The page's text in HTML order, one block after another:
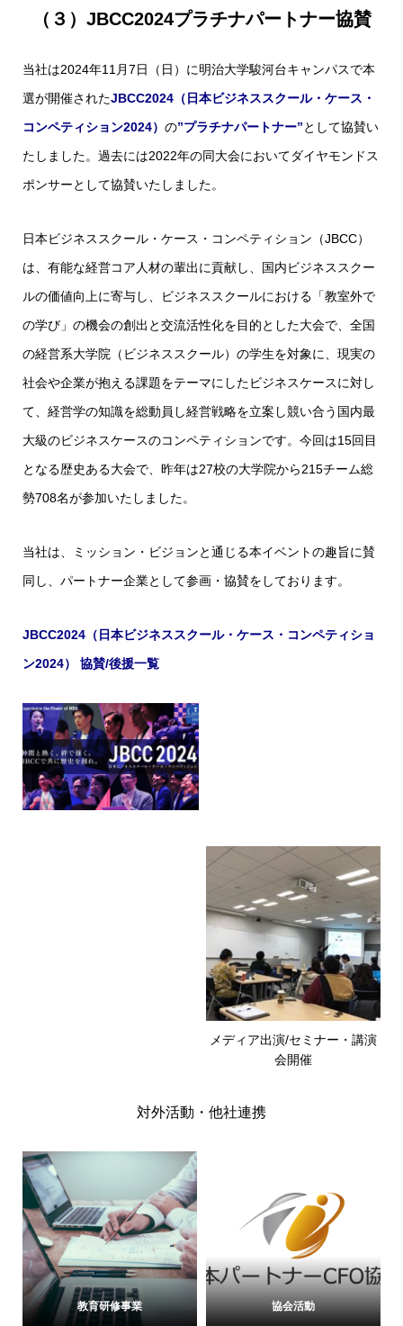
（３）JBCC2024プラチナパートナー協賛
当社は2024年11月7日（日）に明治大学駿河台キャンパスで本
選が開催されたJBCC2024（日本ビジネススクール・ケース・
コンペティション2024） の”プラチナパートナー”として協賛い
たしました。過去には2022年の同大会においてダイヤモンドス
ポンサーとして協賛いたしました。
日本ビジネススクール・ケース・コンペティション（JBCC）
は、有能な経営コア人材の輩出に貢献し、国内ビジネススクー
ルの価値向上に寄与し、ビジネススクールにおける「教室外で
の学び」の機会の創出と交流活性化を目的とした大会で、全国
の経営系大学院（ビジネススクール）の学生を対象に、現実の
社会や企業が抱える課題をテーマにしたビジネスケースに対し
て、経営学の知識を総動員し経営戦略を立案し競い合う国内最
大級のビジネスケースのコンペティションです。今回は15回目
となる歴史ある大会で、昨年は27校の大学院から215チーム総
勢708名が参加いたしました。
当社は、ミッション・ビジョンと通じる本イベントの趣旨に賛
同し、パートナー企業として参画・協賛をしております。
JBCC2024（日本ビジネススクール・ケース・コンペティショ
ン2024） 協賛/後援一覧
メディア出演/セミナー・講演
会開催
対外活動・他社連携
教育研修事業 協会活動